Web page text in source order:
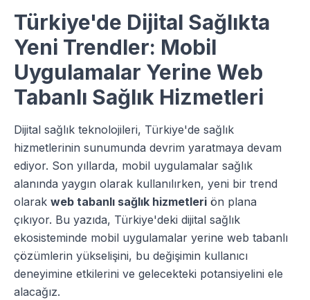
Türkiye'de Dijital Sağlıkta
Yeni Trendler: Mobil
Uygulamalar Yerine Web
Tabanlı Sağlık Hizmetleri
Dijital sağlık teknolojileri, Türkiye'de sağlık
hizmetlerinin sunumunda devrim yaratmaya devam
ediyor. Son yıllarda, mobil uygulamalar sağlık
alanında yaygın olarak kullanılırken, yeni bir trend
olarak web tabanlı sağlık hizmetleri ön plana
çıkıyor. Bu yazıda, Türkiye'deki dijital sağlık
ekosisteminde mobil uygulamalar yerine web tabanlı
çözümlerin yükselişini, bu değişimin kullanıcı
deneyimine etkilerini ve gelecekteki potansiyelini ele
alacağız.